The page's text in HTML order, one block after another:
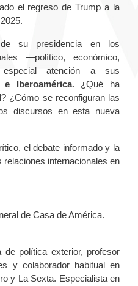
el regreso de Trump a la
su presidencia en los
—político, económico,
atención a sus
Iberoamérica. ¿Qué ha
¿Cómo se reconfiguran las
discursos en esta nueva
el debate informado y la
relaciones internacionales en
de Casa de América.
de política exterior, profesor
y colaborador habitual en
y La Sexta. Especialista en